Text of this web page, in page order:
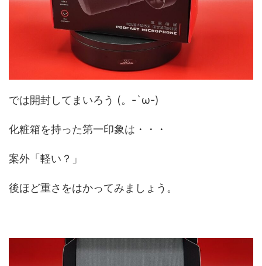
では開封してまいろう (。-`ω-)
化粧箱を持った第一印象は・・・
案外「軽い？」
後ほど重さをはかってみましょう。